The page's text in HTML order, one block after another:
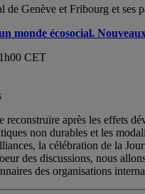
Genève et Fribourg et ses
monde écosocial.
CET
reconstruire après les effets
non durables et les
la célébration de la
des discussions, nous
des organisations